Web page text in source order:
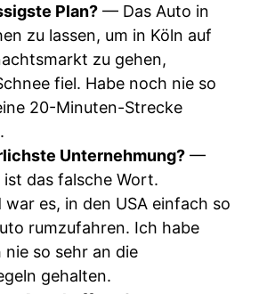
Plan? — Das Auto in
zu lassen, um in Köln auf
zu gehen,
fiel. Habe noch nie so
20-Minuten-Strecke
Unternehmung? —
ist das falsche Wort.
war es, in den USA einfach so
rumzufahren. Ich habe
nie so sehr an die
gehalten.